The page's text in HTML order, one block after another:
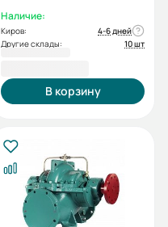
Наличие:
Киров:
4-6 дней
Другие склады:
10 шт
В корзину